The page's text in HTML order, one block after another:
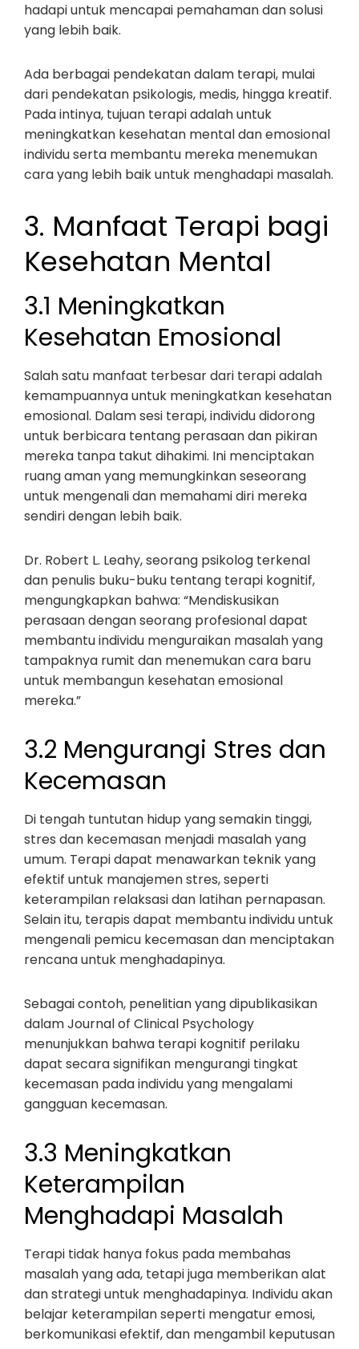
hadapi untuk mencapai pemahaman dan solusi
yang lebih baik.
Ada berbagai pendekatan dalam terapi, mulai
dari pendekatan psikologis, medis, hingga kreatif.
Pada intinya, tujuan terapi adalah untuk
meningkatkan kesehatan mental dan emosional
individu serta membantu mereka menemukan
cara yang lebih baik untuk menghadapi masalah.
3. Manfaat Terapi bagi
Kesehatan Mental
3.1 Meningkatkan
Kesehatan Emosional
Salah satu manfaat terbesar dari terapi adalah
kemampuannya untuk meningkatkan kesehatan
emosional. Dalam sesi terapi, individu didorong
untuk berbicara tentang perasaan dan pikiran
mereka tanpa takut dihakimi. Ini menciptakan
ruang aman yang memungkinkan seseorang
untuk mengenali dan memahami diri mereka
sendiri dengan lebih baik.
Dr. Robert L. Leahy, seorang psikolog terkenal
dan penulis buku-buku tentang terapi kognitif,
mengungkapkan bahwa: “Mendiskusikan
perasaan dengan seorang profesional dapat
membantu individu menguraikan masalah yang
tampaknya rumit dan menemukan cara baru
untuk membangun kesehatan emosional
mereka.”
3.2 Mengurangi Stres dan
Kecemasan
Di tengah tuntutan hidup yang semakin tinggi,
stres dan kecemasan menjadi masalah yang
umum. Terapi dapat menawarkan teknik yang
efektif untuk manajemen stres, seperti
keterampilan relaksasi dan latihan pernapasan.
Selain itu, terapis dapat membantu individu untuk
mengenali pemicu kecemasan dan menciptakan
rencana untuk menghadapinya.
Sebagai contoh, penelitian yang dipublikasikan
dalam Journal of Clinical Psychology
menunjukkan bahwa terapi kognitif perilaku
dapat secara signifikan mengurangi tingkat
kecemasan pada individu yang mengalami
gangguan kecemasan.
3.3 Meningkatkan
Keterampilan
Menghadapi Masalah
Terapi tidak hanya fokus pada membahas
masalah yang ada, tetapi juga memberikan alat
dan strategi untuk menghadapinya. Individu akan
belajar keterampilan seperti mengatur emosi,
berkomunikasi efektif, dan mengambil keputusan